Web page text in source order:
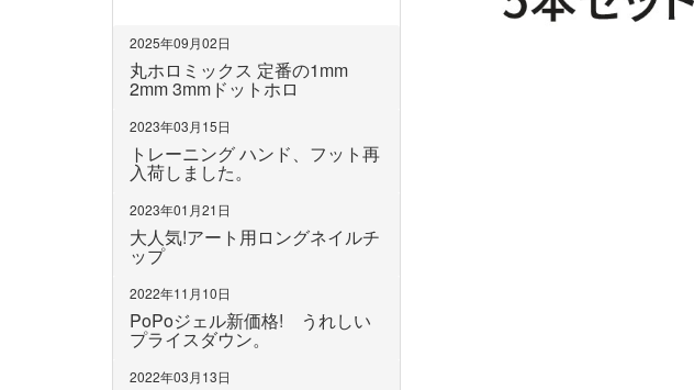
2025年09月02日
丸ホロミックス 定番の1mm
2mm 3mmドットホロ
2023年03月15日
トレーニング ハンド、フット再
入荷しました。
2023年01月21日
大人気!アート用ロングネイルチ
ップ
2022年11月10日
PoPoジェル新価格! うれしい
プライスダウン。
2022年03月13日